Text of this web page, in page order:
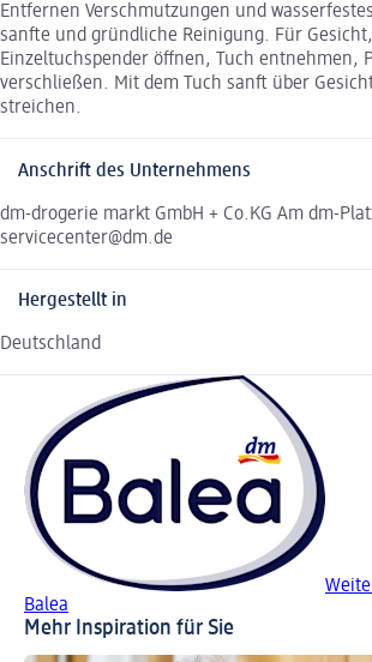
Entfernen Verschmutzungen und
sanfte und gründliche Reinigung. Für
Einzeltuchspender öffnen, Tuch entnehmen,
verschließen. Mit dem Tuch sanft über
streichen.
Anschrift des Unternehmens
dm-drogerie markt GmbH + Co.KG Am dm-
servicecenter@dm.de
Hergestellt in
Deutschland
Balea
Mehr Inspiration für Sie